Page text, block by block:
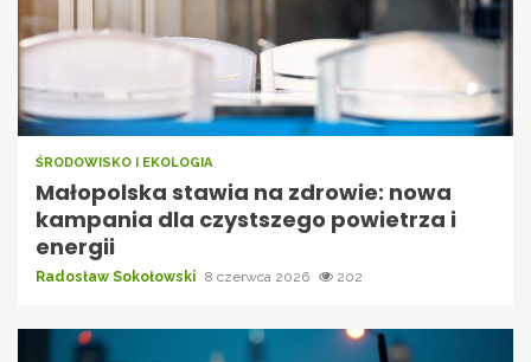
ŚRODOWISKO I EKOLOGIA
Małopolska stawia na zdrowie: nowa
kampania dla czystszego powietrza i
energii
Radosław Sokołowski 8 czerwca 2026 202